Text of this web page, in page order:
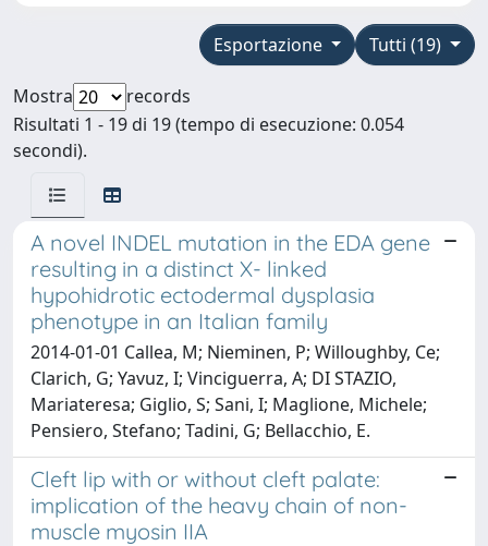
Tutti (19)
Esportazione
Mostra
records
Risultati 1 - 19 di 19 (tempo di esecuzione: 0.054
secondi).
A novel INDEL mutation in the EDA gene
resulting in a distinct X- linked
hypohidrotic ectodermal dysplasia
phenotype in an Italian family
2014-01-01 Callea, M; Nieminen, P; Willoughby, Ce;
Clarich, G; Yavuz, I; Vinciguerra, A; DI STAZIO,
Mariateresa; Giglio, S; Sani, I; Maglione, Michele;
Pensiero, Stefano; Tadini, G; Bellacchio, E.
Cleft lip with or without cleft palate:
implication of the heavy chain of non-
muscle myosin IIA